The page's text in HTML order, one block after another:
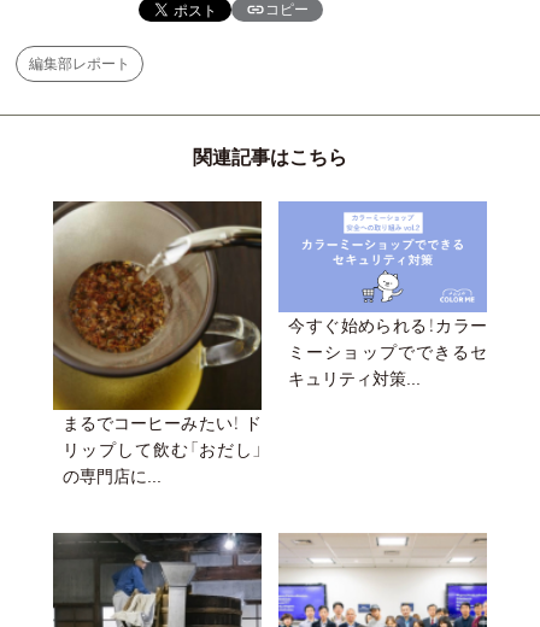
コピー
編集部レポート
関連記事はこちら
まるでコーヒーみたい！ ド
リップして飲む「おだし」
の専門店に...
今すぐ始められる！カラー
ミーショップでできるセ
キュリティ対策...